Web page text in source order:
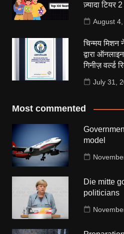
ज़्यादा टियर
August
चिन्मय मिशन
द्वारा
गिनीज़ वर्ल्ड
July 31,
Most commented
model
Die mitte
politicians